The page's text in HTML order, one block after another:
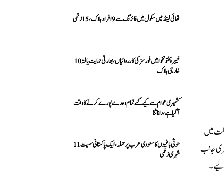
حالت میں
جانب
تھائی لینڈ میں سکول میں فائرنگ سے 9 افراد ہلاک، 15 زخمی
خیبرپختونخوا میں فورسز کی کارروائیاں، بھارتی حمایت یافتہ 10
خارجی ہلاک
کشمیری عوام سے کیے گئے تمام وعدے پورے کرنے کا وقت
آ گیا ہے، رانا ثنا
حوثی باغیوں کا سعودی عرب پر حملہ، ایک پاکستانی سمیت 11
شہری زخمی